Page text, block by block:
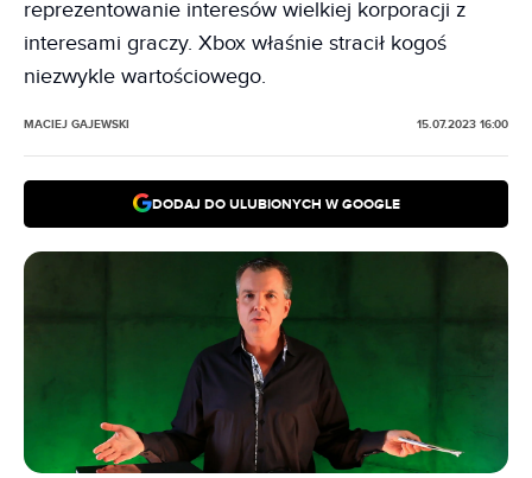
reprezentowanie interesów wielkiej korporacji z
interesami graczy. Xbox właśnie stracił kogoś
niezwykle wartościowego.
MACIEJ GAJEWSKI 15.07.2023 16:00
DODAJ DO ULUBIONYCH W GOOGLE